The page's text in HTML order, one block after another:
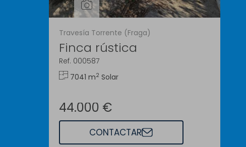
Travesía Torrente (Fraga)
Finca rústica
Ref. 000587
7041 m2 Solar
44.000 €
CONTACTAR